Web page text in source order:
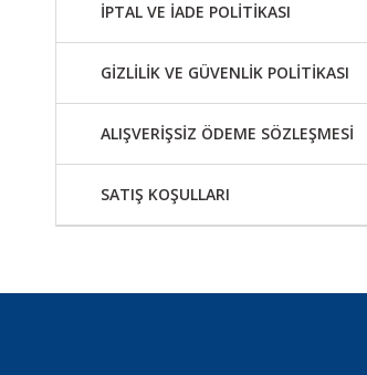
İPTAL VE İADE POLİTİKASI
GİZLİLİK VE GÜVENLİK POLİTİKASI
ALIŞVERİŞSİZ ÖDEME SÖZLEŞMESİ
SATIŞ KOŞULLARI